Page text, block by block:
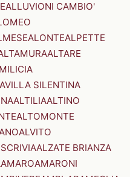
ALLUVIONI CAMBIO'
ALONTEALPETTE
ALTARE
SILENTINA
ALTILIAALTINO
ALTOMONTE
ALVITO
ALZATE BRIANZA
AMAROAMARONI